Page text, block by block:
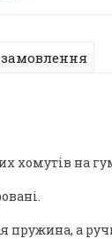
на
пружина, а